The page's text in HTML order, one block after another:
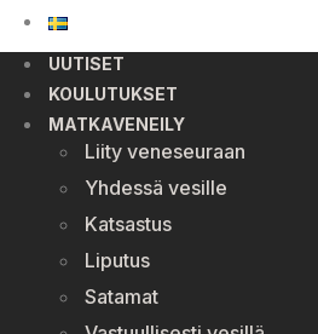
UUTISET
KOULUTUKSET
MATKAVENEILY
Liity veneseuraan
Yhdessä vesille
Katsastus
Liputus
Satamat